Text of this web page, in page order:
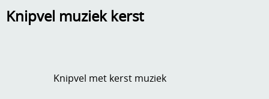
Aanbiedingen
Knipvel muziek kerst
Knipvel met kerst muziek